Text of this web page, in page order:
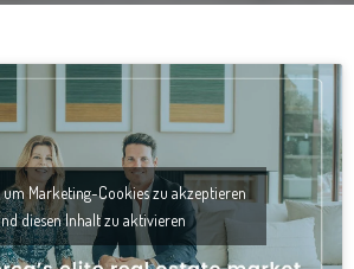
um Marketing-Cookies zu akzeptieren
diesen Inhalt zu aktivieren